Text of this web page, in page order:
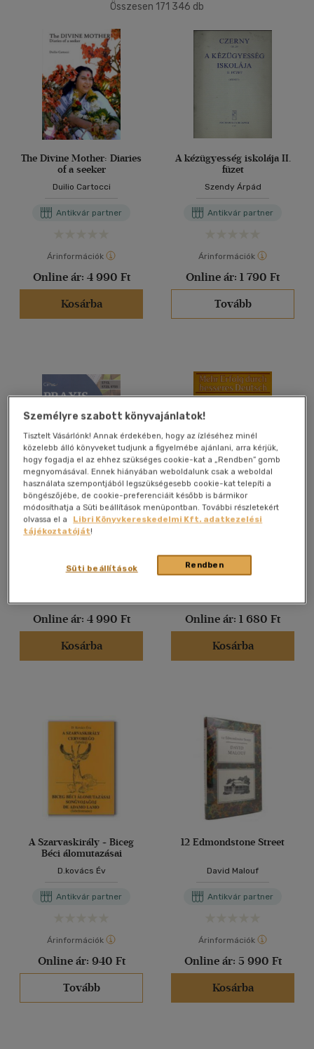
4500 Ft felett(42824)
Korosztály szerint
Gyermek(536)
0 - 3 év(2)
mind(493)
Ifjúsági(83)
6 -10 év(20)
Gyermek és ifjúsági
Felnőtt (636)
Nyelv szerint
Angol(48373)
Angol-német-francia-
Héber (1)
Holland(145)
Latin(258)
Latin (1)
több nyelv megjelenítése
Vélemény szerint
(3)
(1)
Összesen 171 346 db
The Divine Mother: Diaries
of a seeker
Duilio Cartocci
Antikvár partner
Árinformációk
Online ár: 4 990 Ft
Kosárba
A kézügyesség iskolája II.
füzet
Szendy Árpád
Antikvár partner
Árinformációk
Online ár: 1 790 Ft
Tovább
Praxis Core Study Guide
2020-2021
Cirrus Teacher
Online ár: 4 990 Ft
Kosárba
Aufsatz und Stilkunde
Antikvár partner
Online ár: 1 680 Ft
Kosárba
A Szarvaskirály + Biceg
Béci álomutazásai
D.kovács Év
Antikvár partner
Árinformációk
Online ár: 940 Ft
Tovább
12 Edmondstone Street
David Malouf
Antikvár partner
Árinformációk
Online ár: 5 990 Ft
Kosárba
Személyre szabott könyvajánlatok!
Tisztelt Vásárlónk! Annak érdekében, hogy az ízléséhez minél
közelebb álló könyveket tudjunk a figyelmébe ajánlani, arra kérjük,
hogy fogadja el az ehhez szükséges cookie-kat a „Rendben” gomb
megnyomásával. Ennek hiányában weboldalunk csak a weboldal
használata szempontjából legszükségesebb cookie-kat telepíti a
böngészőjébe, de cookie-preferenciáit később is bármikor
módosíthatja a Süti beállítások menüpontban. További részletekért
olvassa el a
Libri Könyvkereskedelmi Kft. adatkezelési
tájékoztatóját!
Rendben
Süti beállítások